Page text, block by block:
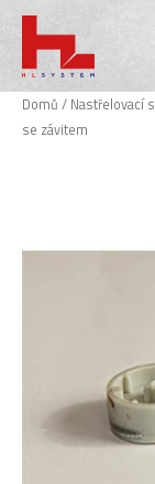
Domů / Nastřelovací
se závitem